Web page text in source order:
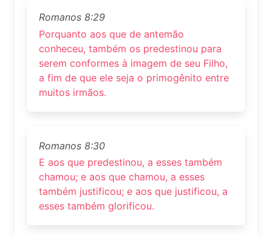
Romanos 8:29
Porquanto aos que de antemão
conheceu, também os predestinou para
serem conformes à imagem de seu Filho,
a fim de que ele seja o primogênito entre
muitos irmãos.
Romanos 8:30
E aos que predestinou, a esses também
chamou; e aos que chamou, a esses
também justificou; e aos que justificou, a
esses também glorificou.